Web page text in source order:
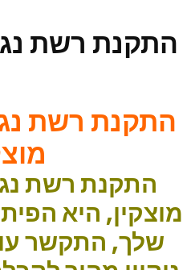
התקנת רשת
התקנת רשת
מוצקין, היא
שלך, התקשר